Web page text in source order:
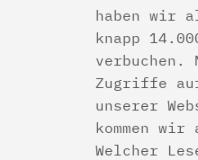
haben wir
knapp
verbuchen.
Zugriffe
unserer
kommen wir
Welcher